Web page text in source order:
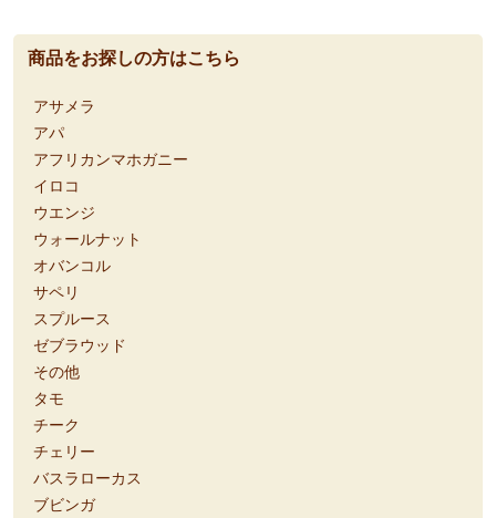
商品をお探しの方はこちら
アサメラ
アパ
アフリカンマホガニー
イロコ
ウエンジ
ウォールナット
オバンコル
サペリ
スプルース
ゼブラウッド
その他
タモ
チーク
チェリー
バスラローカス
ブビンガ